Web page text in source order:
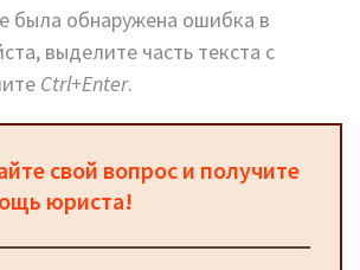
была обнаружена ошибка в
выделите часть текста с
Ctrl+Enter.
свой вопрос и получите
юриста!